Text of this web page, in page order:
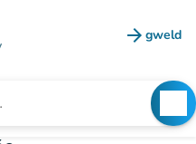
arrow_forward gweld
(tab